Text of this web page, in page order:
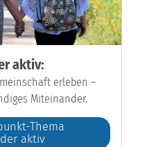
aktiv:
erleben –
Miteinander.
Thema
aktiv